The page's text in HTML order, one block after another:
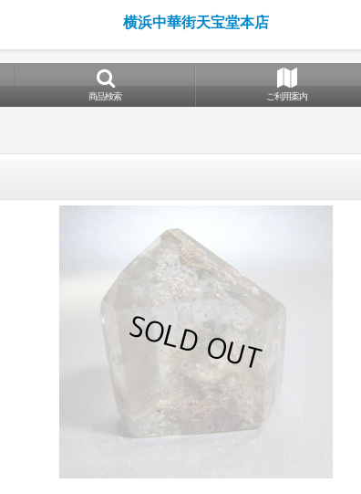
横浜中華街天宝堂本店
商品検索 ご利用案内